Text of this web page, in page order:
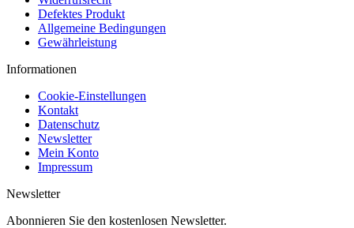
Defektes Produkt
Allgemeine Bedingungen
Gewährleistung
Informationen
Cookie-Einstellungen
Kontakt
Datenschutz
Newsletter
Mein Konto
Impressum
Newsletter
Abonnieren Sie den kostenlosen Newsletter.